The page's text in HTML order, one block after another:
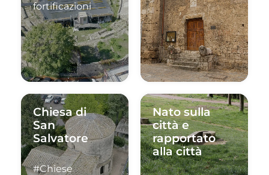
fortificazioni
Chiesa di
San
Salvatore
#Chiese
Nato sulla
città e
rapportato
alla città